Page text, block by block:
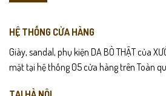
HỆ THỐNG CỬA HÀNG
Giày, sandal, phụ kiện DA BÒ THẬT của
mặt tại hệ thống 05 cửa hàng trên Toàn